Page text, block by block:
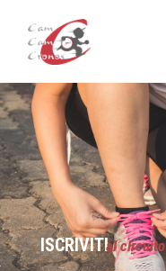
ISCRIVITIal circuito